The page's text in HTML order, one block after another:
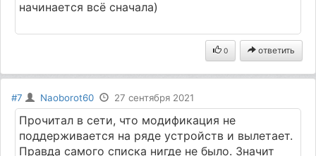
начинается всё сначала)
0 ответить
#7 Naoborot60 27 сентября 2021
Прочитал в сети, что модификация не
поддерживается на ряде устройств и вылетает.
Правда самого списка нигде не было. Значит